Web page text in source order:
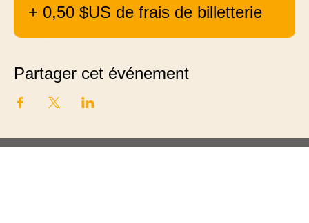
+ 0,50 $US de frais de billetterie
Partager cet événement